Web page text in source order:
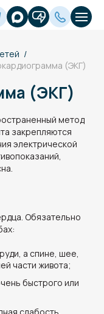
(ЭКГ)
(ЭКГ)
метод
закрепляются
электрической
Обязательно
а спине, шее,
части живота;
быстрого или